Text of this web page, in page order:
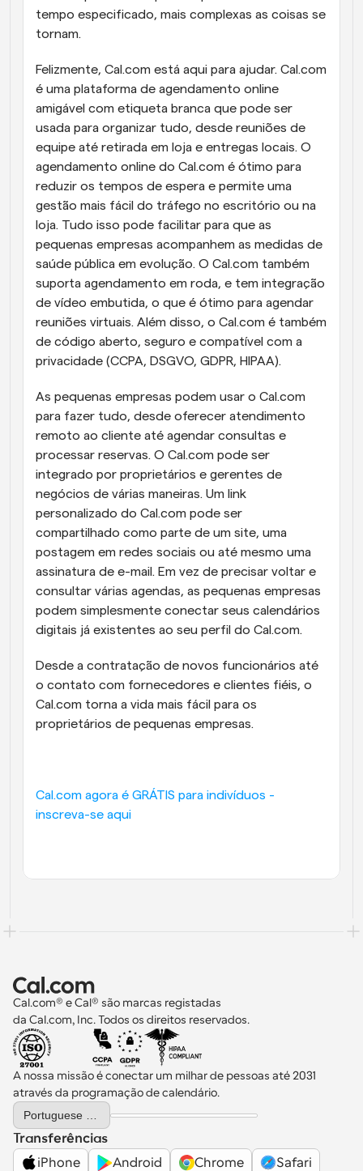
tempo especificado, mais complexas as coisas se
tornam.
Felizmente, Cal.com está aqui para ajudar. Cal.com
é uma plataforma de agendamento online
amigável com etiqueta branca que pode ser
usada para organizar tudo, desde reuniões de
equipe até retirada em loja e entregas locais. O
agendamento online do Cal.com é ótimo para
reduzir os tempos de espera e permite uma
gestão mais fácil do tráfego no escritório ou na
loja. Tudo isso pode facilitar para que as
pequenas empresas acompanhem as medidas de
saúde pública em evolução. O Cal.com também
suporta agendamento em roda, e tem integração
de vídeo embutida, o que é ótimo para agendar
reuniões virtuais. Além disso, o Cal.com é também
de código aberto, seguro e compatível com a
privacidade (CCPA, DSGVO, GDPR, HIPAA).
As pequenas empresas podem usar o Cal.com
para fazer tudo, desde oferecer atendimento
remoto ao cliente até agendar consultas e
processar reservas. O Cal.com pode ser
integrado por proprietários e gerentes de
negócios de várias maneiras. Um link
personalizado do Cal.com pode ser
compartilhado como parte de um site, uma
postagem em redes sociais ou até mesmo uma
assinatura de e-mail. Em vez de precisar voltar e
consultar várias agendas, as pequenas empresas
podem simplesmente conectar seus calendários
digitais já existentes ao seu perfil do Cal.com.
Desde a contratação de novos funcionários até
o contato com fornecedores e clientes fiéis, o
Cal.com torna a vida mais fácil para os
proprietários de pequenas empresas.
Cal.com agora é GRÁTIS para indivíduos -
inscreva-se aqui
Cal.com® e Cal® são marcas registadas
da Cal.com, Inc. Todos os direitos reservados.
A nossa missão é conectar um milhar de pessoas até 2031
através da programação de calendário.
Select Language
Transferências
iPhone
Android Chrome
Safari